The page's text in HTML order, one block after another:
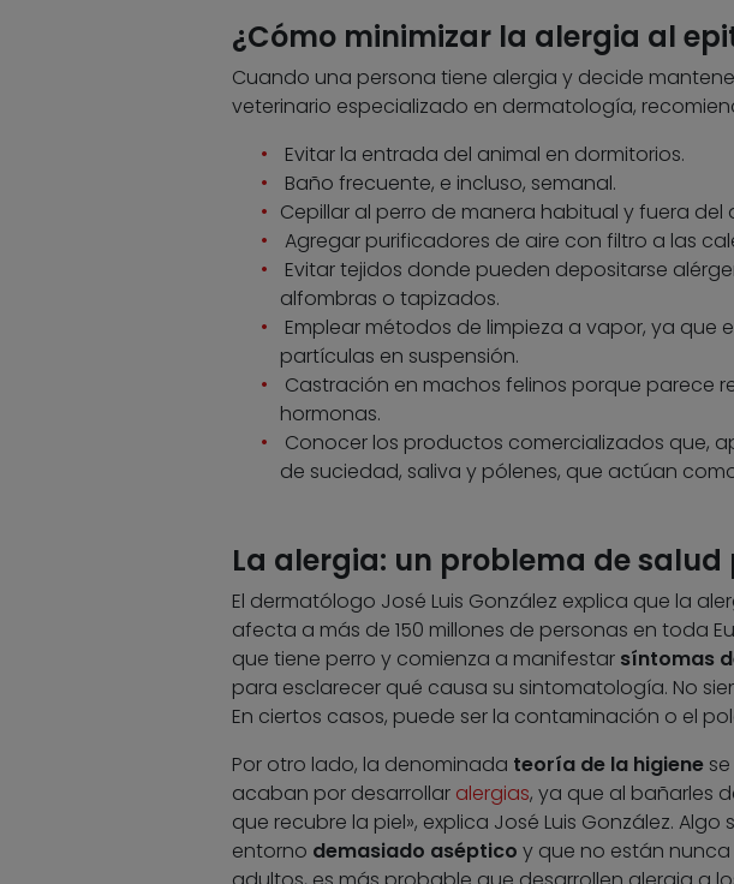
¿Cómo minimizar la alergia al
Cuando una persona tiene alergia y decide
veterinario especializado en dermatología,
Evitar la entrada del animal en dormitorios.
Baño frecuente, e incluso, semanal.
Cepillar al perro de manera habitual y fuera del
Agregar purificadores de aire con filtro a las
Evitar tejidos donde pueden depositarse
alfombras o tapizados.
Emplear métodos de limpieza a vapor, ya que
partículas en suspensión.
Castración en machos felinos porque parece
hormonas.
Conocer los productos comercializados que,
de suciedad, saliva y pólenes, que actúan
La alergia: un problema de
El dermatólogo José Luis González explica que la
afecta a más de 150 millones de personas en toda
que tiene perro y comienza a manifestar síntomas
para esclarecer qué causa su sintomatología. No
En ciertos casos, puede ser la contaminación o el
Por otro lado, la denominada teoría de la higienese
acaban por desarrollar alergias, ya que al bañarles
que recubre la piel», explica José Luis González. Algo
entorno demasiado aséptico y que no están